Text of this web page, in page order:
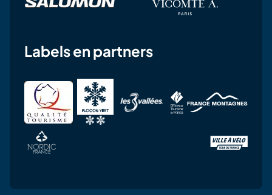
Labels en partners